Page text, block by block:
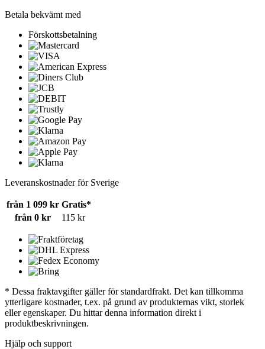
Betala bekvämt med
Förskottsbetalning
Leveranskostnader för Sverige
från 1 099 kr Gratis*
från 0 kr
115 kr
* Dessa fraktavgifter gäller för standardfrakt. Det kan tillkomma
ytterligare kostnader, t.ex. på grund av produkternas vikt, storlek
eller egenskaper. Du hittar denna information direkt i
produktbeskrivningen.
Hjälp och support